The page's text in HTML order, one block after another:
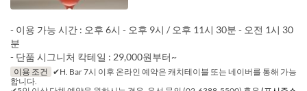
- 이용 가능 시간 : 오후 6시 - 오후 9시 / 오후 11시 30분 - 오전 1시 30
분
- 단품 시그니처 칵테일 : 29,000원부터~
이용 조건
✔H. Bar 7시 이후 온라인 예약은 캐치테이블 또는 네이버를 통해 가능
합니다.